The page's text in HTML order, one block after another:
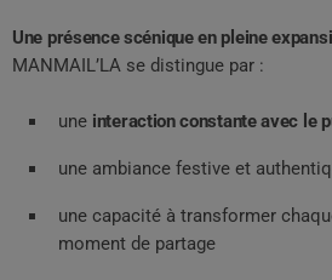
Une présence scénique en pleine
MANMAIL’LA se distingue par :
une interaction constante avec le
une ambiance festive et
une capacité à transformer
moment de partage